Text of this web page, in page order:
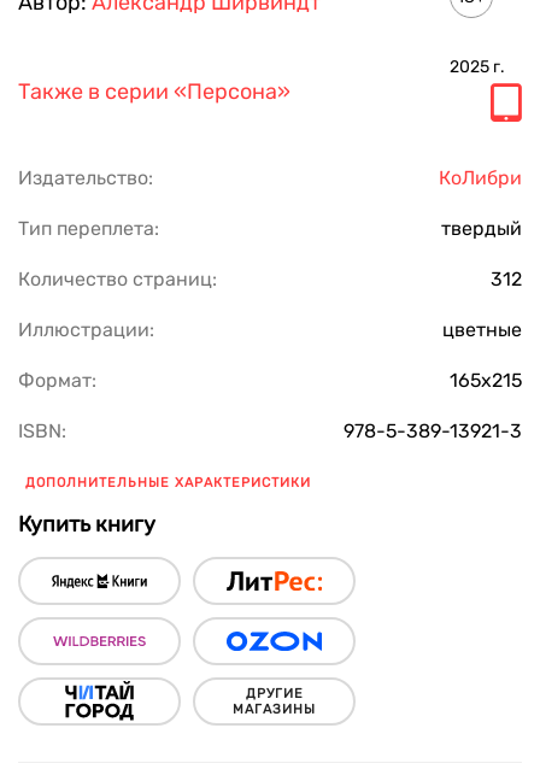
2025 г.
Также в серии «Персона»
Издательство: КоЛибри
Тип переплета: твердый
Количество страниц: 312
Иллюстрации: цветные
Формат: 165х215
ISBN: 978-5-389-13921-3
ДОПОЛНИТЕЛЬНЫЕ ХАРАКТЕРИСТИКИ
Купить книгу
ДРУГИЕ
МАГАЗИНЫ